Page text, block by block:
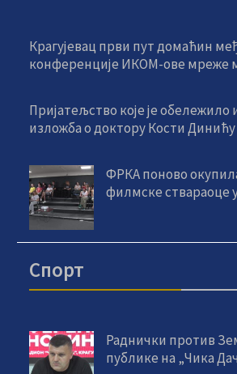
Крагујевац први пут домаћин
конференције ИКОМ-ове мреже
Пријатељство које је обележило
изложба о доктору Кости Динићу
ФРКА поново
филмске ствараоце
Спорт
Раднички против
публике на „Чика